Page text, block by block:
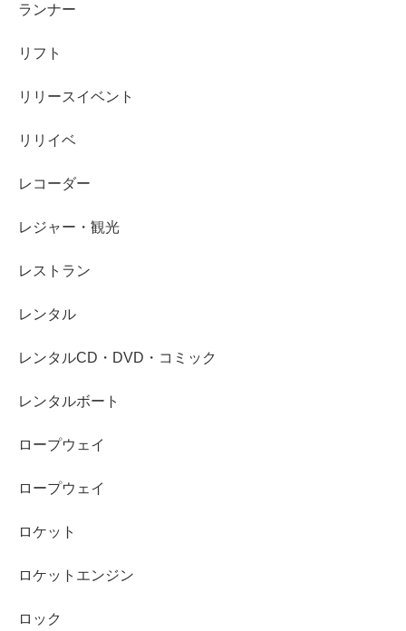
ランナー
リフト
リリースイベント
リリイベ
レコーダー
レジャー・観光
レストラン
レンタル
レンタルCD・DVD・コミック
レンタルボート
ロープウェイ
ロープウェイ
ロケット
ロケットエンジン
ロック